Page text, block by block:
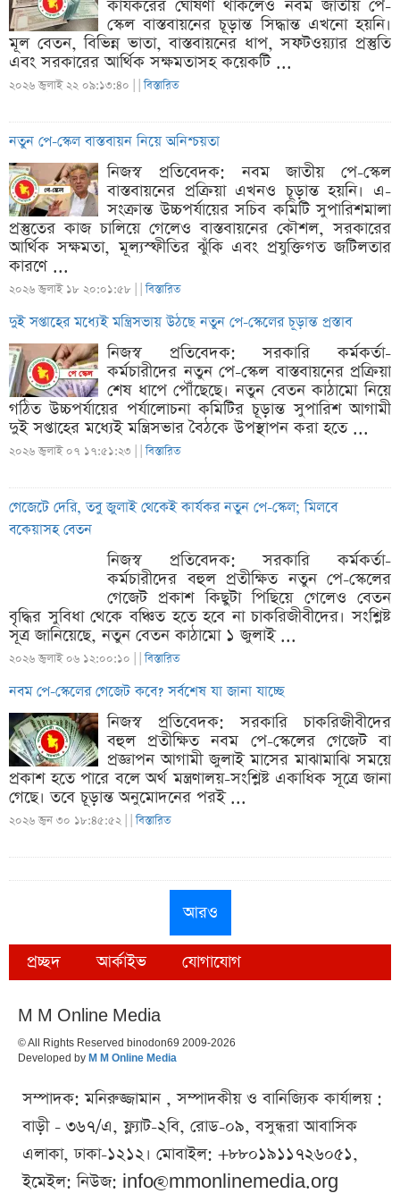
কার্যকরের ঘোষণা থাকলেও নবম জাতীয় পে-
স্কেল বাস্তবায়নের চূড়ান্ত সিদ্ধান্ত এখনো হয়নি।
মূল বেতন, বিভিন্ন ভাতা, বাস্তবায়নের ধাপ, সফটওয়্যার প্রস্তুতি
এবং সরকারের আর্থিক সক্ষমতাসহ কয়েকটি ...
২০২৬ জুলাই ২২ ০৯:১৩:৪০ | |বিস্তারিত
নতুন পে-স্কেল বাস্তবায়ন নিয়ে অনিশ্চয়তা
নিজস্ব প্রতিবেদক: নবম জাতীয় পে-স্কেল
বাস্তবায়নের প্রক্রিয়া এখনও চূড়ান্ত হয়নি। এ-
সংক্রান্ত উচ্চপর্যায়ের সচিব কমিটি সুপারিশমালা
প্রস্তুতের কাজ চালিয়ে গেলেও বাস্তবায়নের কৌশল, সরকারের
আর্থিক সক্ষমতা, মূল্যস্ফীতির ঝুঁকি এবং প্রযুক্তিগত জটিলতার
কারণে ...
২০২৬ জুলাই ১৮ ২০:০১:৫৮ | |বিস্তারিত
দুই সপ্তাহের মধ্যেই মন্ত্রিসভায় উঠছে নতুন পে-স্কেলের চূড়ান্ত প্রস্তাব
নিজস্ব প্রতিবেদক: সরকারি কর্মকর্তা-
কর্মচারীদের নতুন পে-স্কেল বাস্তবায়নের প্রক্রিয়া
শেষ ধাপে পৌঁছেছে। নতুন বেতন কাঠামো নিয়ে
গঠিত উচ্চপর্যায়ের পর্যালোচনা কমিটির চূড়ান্ত সুপারিশ আগামী
দুই সপ্তাহের মধ্যেই মন্ত্রিসভার বৈঠকে উপস্থাপন করা হতে ...
২০২৬ জুলাই ০৭ ১৭:৫১:২৩ | |বিস্তারিত
গেজেটে দেরি, তবু জুলাই থেকেই কার্যকর নতুন পে-স্কেল; মিলবে
বকেয়াসহ বেতন
নিজস্ব প্রতিবেদক: সরকারি কর্মকর্তা-
কর্মচারীদের বহুল প্রতীক্ষিত নতুন পে-স্কেলের
গেজেট প্রকাশ কিছুটা পিছিয়ে গেলেও বেতন
বৃদ্ধির সুবিধা থেকে বঞ্চিত হতে হবে না চাকরিজীবীদের। সংশ্লিষ্ট
সূত্র জানিয়েছে, নতুন বেতন কাঠামো ১ জুলাই ...
২০২৬ জুলাই ০৬ ১২:০০:১০ | |বিস্তারিত
নবম পে-স্কেলের গেজেট কবে? সর্বশেষ যা জানা যাচ্ছে
নিজস্ব প্রতিবেদক: সরকারি চাকরিজীবীদের
বহুল প্রতীক্ষিত নবম পে-স্কেলের গেজেট বা
প্রজ্ঞাপন আগামী জুলাই মাসের মাঝামাঝি সময়ে
প্রকাশ হতে পারে বলে অর্থ মন্ত্রণালয়-সংশ্লিষ্ট একাধিক সূত্রে জানা
গেছে। তবে চূড়ান্ত অনুমোদনের পরই ...
২০২৬ জুন ৩০ ১৮:৪৫:৫২ | |বিস্তারিত
আরও
প্রচ্ছদ আর্কাইভ যোগাযোগ
M M Online Media
© All Rights Reserved binodon69 2009-2026
Developed by M M Online Media
সম্পাদক: মনিরুজ্জামান , সম্পাদকীয় ও বানিজ্যিক কার্যালয় :
বাড়ী - ৩৬৭/এ, ফ্ল্যাট-২বি, রোড-০৯, বসুন্ধরা আবাসিক
এলাকা, ঢাকা-১২১২। মোবাইল: +৮৮০১৯১১৭২৬০৫১,
ইমেইল: নিউজ: info@mmonlinemedia.org